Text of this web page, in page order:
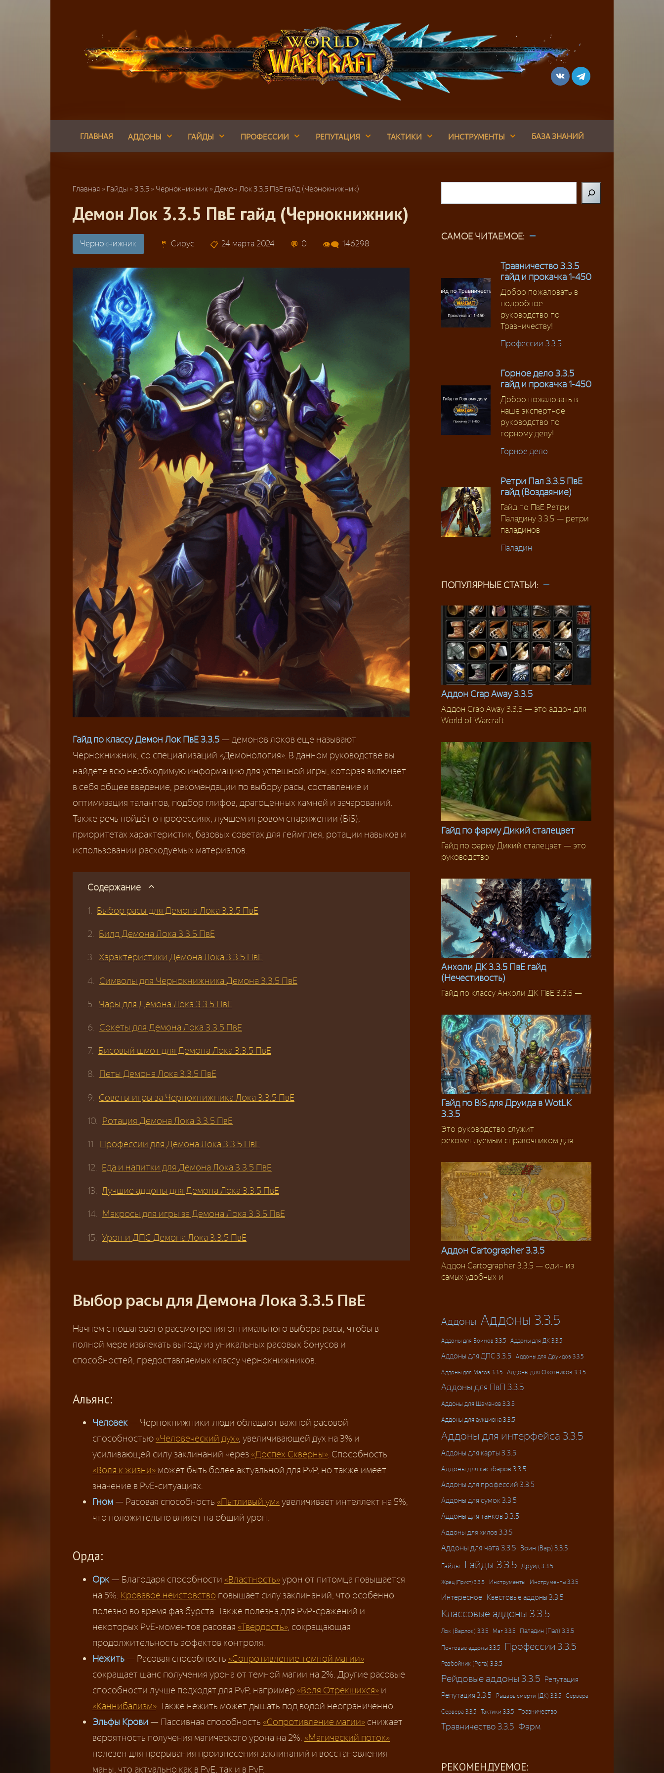
ГЛАВНАЯ АДДОНЫ ГАЙДЫ ПРОФЕССИИ РЕПУТАЦИЯ ТАКТИКИ ИНСТРУМЕНТЫ БАЗА ЗНАНИЙ
Главная » Гайды »3.3.5 » Чернокнижник » Демон Лок 3.3.5 ПвЕ гайд (Чернокнижник)
Демон Лок 3.3.5 ПвЕ гайд (Чернокнижник)
Чернокнижник Сирус 24 марта 2024 0 146298
Гайд по классу Демон Лок ПвЕ 3.3.5 — демонов локов еще называют
Чернокнижник, со специализаций «Демонология». В данном руководстве вы
найдете всю необходимую информацию для успешной игры, которая включает
в себя общее введение, рекомендации по выбору расы, составление и
оптимизация талантов, подбор глифов, драгоценных камней и зачарований.
Также речь пойдёт о профессиях, лучшем игровом снаряжении (BiS),
приоритетах характеристик, базовых советах для геймплея, ротации навыков и
использовании расходуемых материалов.
Содержание
Выбор расы для Демона Лока 3.3.5 ПвЕ
Билд Демона Лока 3.3.5 ПвЕ
Характеристики Демона Лока 3.3.5 ПвЕ
Символы для Чернокнижника Демона 3.3.5 ПвЕ
Чары для Демона Лока 3.3.5 ПвЕ
Сокеты для Демона Лока 3.3.5 ПвЕ
Бисовый шмот для Демона Лока 3.3.5 ПвЕ
Петы Демона Лока 3.3.5 ПвЕ
Советы игры за Чернокнижника Лока 3.3.5 ПвЕ
Ротация Демона Лока 3.3.5 ПвЕ
Профессии для Демона Лока 3.3.5 ПвЕ
Еда и напитки для Демона Лока 3.3.5 ПвЕ
Лучшие аддоны для Демона Лока 3.3.5 ПвЕ
Макросы для игры за Демона Лока 3.3.5 ПвЕ
Урон и ДПС Демона Лока 3.3.5 ПвЕ
Выбор расы для Демона Лока 3.3.5 ПвЕ
Начнем с пошагового рассмотрения оптимального выбора расы, чтобы в
полной мере извлекать выгоду из уникальных расовых бонусов и
способностей, предоставляемых классу чернокнижников.
Альянс:
Человек— Чернокнижники-люди обладают важной расовой
способностью «Человеческий дух», увеличивающей дух на 3% и
усиливающей силу заклинаний через «Доспех Скверны». Способность
«Воля к жизни» может быть более актуальной для PvP, но также имеет
значение в PvE-ситуациях.
Гном — Расовая способность «Пытливый ум»увеличивает интеллект на 5%,
что положительно влияет на общий урон.
Орда:
Орк— Благодаря способности «Властность»урон от питомца повышается
на 5%. Кровавое неистовство повышает силу заклинаний, что особенно
полезно во время фаз бурста. Также полезна для PvP-сражений и
некоторых PvE-моментов расовая «Твердость», сокращающая
продолжительность эффектов контроля.
Нежить — Расовая способность «Сопротивление темной магии»
сокращает шанс получения урона от темной магии на 2%. Другие расовые
способности лучше подходят для PvP, например «Воля Отрекшихся» и
«Каннибализм». Также нежить может дышать под водой неограниченно.
Эльфы Крови — Пассивная способность «Сопротивление магии» снижает
вероятность получения магического урона на 2%. «Магический поток»
полезен для прерывания произнесения заклинаний и восстановления
маны, что актуально как в PvE, так и в PvP.
САМОЕ ЧИТАЕМОЕ:
Травничество 3.3.5
гайд и прокачка 1-450
Добро пожаловать в
подробное
руководство по
Травничеству!
Профессии 3.3.5
Горное дело 3.3.5
гайд и прокачка 1-450
Добро пожаловать в
наше экспертное
руководство по
горному делу!
Горное дело
Ретри Пал 3.3.5 ПвЕ
гайд (Воздаяние)
Гайд по ПвЕ Ретри
Паладину 3.3.5 — ретри
паладинов
Паладин
ПОПУЛЯРНЫЕ СТАТЬИ:
Аддоны 3.3.5
Аддон Crap Away 3.3.5
Аддон Crap Away 3.3.5 — это аддон для
World of Warcraft
Фарм
Гайд по фарму Дикий сталецвет
Гайд по фарму Дикий сталецвет — это
руководство
Рыцарь смерти
Анхоли ДК 3.3.5 ПвЕ гайд
(Нечестивость)
Гайд по классу Анхоли ДК ПвЕ 3.3.5 —
Гайд по BiS для Друида в WotLK
3.3.5
Это руководство служит
рекомендуемым справочником для
Аддоны 3.3.5
Аддон Cartographer 3.3.5
Аддон Cartographer 3.3.5 — один из
самых удобных и
Аддоны Аддоны 3.3.5
Аддоны для Воинов 3.3.5 Аддоны для ДК 3.3.5
Аддоны для ДПС 3.3.5 Аддоны для Друидов 3.3.5
Аддоны для Магов 3.3.5 Аддоны для Охотников 3.3.5
Аддоны для ПвП 3.3.5
Аддоны для Шаманов 3.3.5
Аддоны для аукциона 3.3.5
Аддоны для интерфейса 3.3.5
Аддоны для карты 3.3.5
Аддоны для кастбаров 3.3.5
Аддоны для профессий 3.3.5
Аддоны для сумок 3.3.5
Аддоны для танков 3.3.5
Аддоны для хилов 3.3.5
Аддоны для чата 3.3.5 Воин (Вар) 3.3.5
Гайды Гайды 3.3.5 Друид 3.3.5
Жрец (Прист) 3.3.5 Инструменты Инструменты 3.3.5
Интересное Квестовые аддоны 3.3.5
Классовые аддоны 3.3.5
Лок (Варлок) 3.3.5 Маг 3.3.5 Паладин (Пал) 3.3.5
Почтовые аддоны 3.3.5 Профессии 3.3.5
Разбойник (Рога) 3.3.5
Рейдовые аддоны 3.3.5 Репутация
Репутация 3.3.5
Рыцарь смерти (ДК) 3.3.5 Сервера
Сервера 3.3.5 Тактики 3.3.5 Травничество
Травничество 3.3.5 Фарм
РЕКОМЕНДУЕМОЕ: